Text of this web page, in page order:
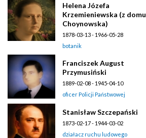
Helena Józefa
Krzemieniewska (z domu
Choynowska)
1878-03-13 - 1966-05-28
botanik
Franciszek August
Przymusiński
1889-02-08 - 1945-04-10
oficer Policji Państwowej
Stanisław Szczepański
1873-02-17 - 1944-03-02
działacz ruchu ludowego